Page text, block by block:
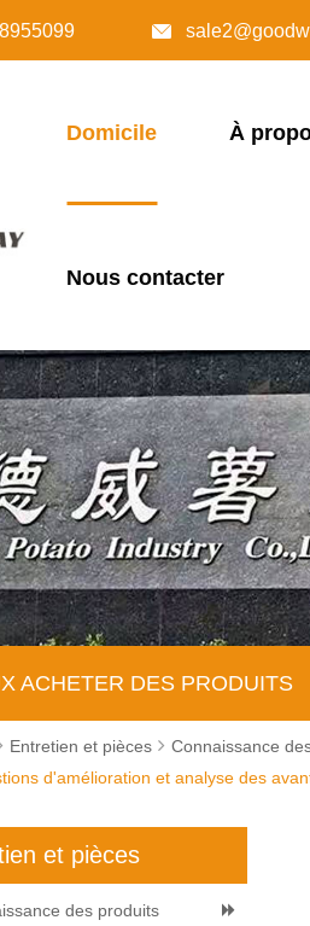

Domicile À
Nous contacter
ACHETER DES PRODUITS
Entretien et pièces
Connaissance
d'amélioration et analyse des
et pièces
des produits